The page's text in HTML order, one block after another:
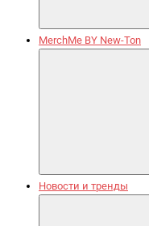
MerchMe BY New-Ton
Новости и тренды